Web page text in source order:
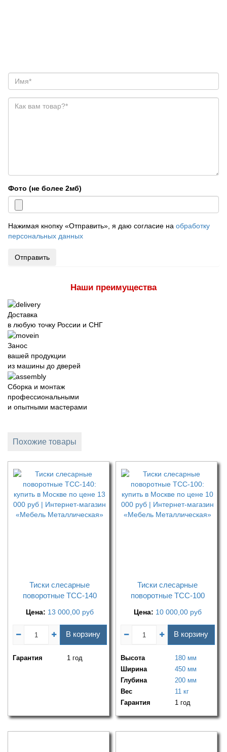
Фото (не более 2мб)
Нажимая кнопку «Отправить», я даю согласие на обработку
персональных данных
Отправить
Наши преимущества
Доставка
в любую точку России и СНГ
Занос
вашей продукции
из машины до дверей
Сборка и монтаж
профессиональными
и опытными мастерами
Похожие товары
Тиски слесарные
поворотные ТСС-140
Цена: 13 000,00 руб
В корзину
Гарантия 1 год
Тиски слесарные
поворотные ТСС-100
Цена: 10 000,00 руб
В корзину
Высота
180 мм
Ширина
450 мм
Глубина
200 мм
Вес
11 кг
Гарантия
1 год